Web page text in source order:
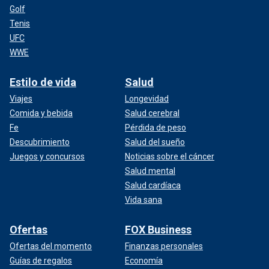
Golf
Tenis
UFC
WWE
Estilo de vida
Viajes
Comida y bebida
Fe
Descubrimiento
Juegos y concursos
Salud
Longevidad
Salud cerebral
Pérdida de peso
Salud del sueño
Noticias sobre el cáncer
Salud mental
Salud cardíaca
Vida sana
Ofertas
Ofertas del momento
Guías de regalos
FOX Business
Finanzas personales
Economía